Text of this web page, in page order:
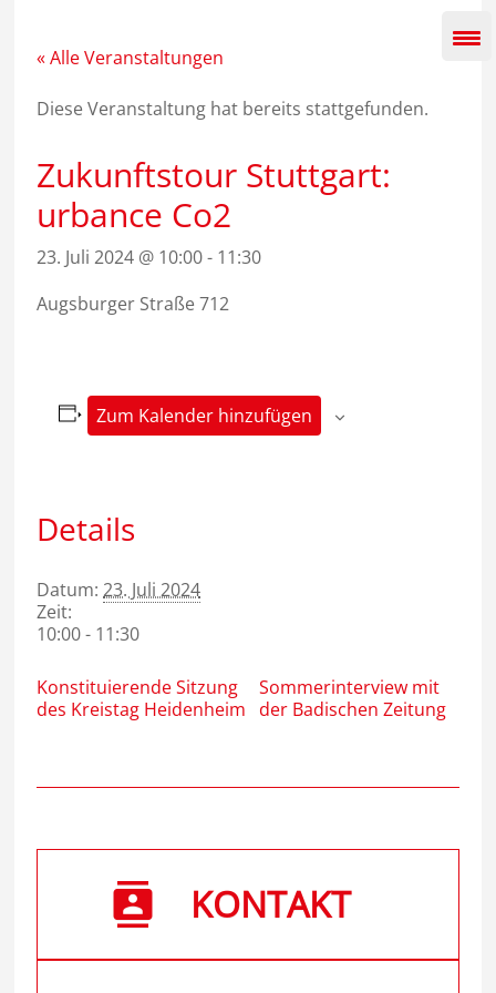
springen« Alle Veranstaltungen
Diese Veranstaltung hat bereits stattgefunden.
Zukunftstour Stuttgart:
urbance Co2
23. Juli 2024 @ 10:00- 11:30
Augsburger Straße 712
Zum Kalender hinzufügen
Details
Datum: 23. Juli 2024
Zeit:
10:00 - 11:30
Konstituierende Sitzung
des Kreistag Heidenheim
Sommerinterview mit
der Badischen Zeitung
KONTAKT